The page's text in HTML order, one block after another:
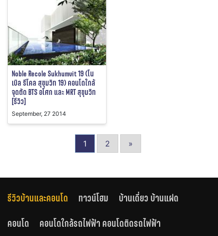
Noble Recole Sukhumvit 19 (โน
เบิล รีโคล สุขุมวิท 19) คอนโดใกล้
จุดตัด BTS อโศก และ MRT สุขุมวิท
[รีวิว]
September, 27 2014
1 2 »
รีวิวบ้านและคอนโด ทาวน์โฮม
บ้านเดี่ยว บ้านแฝด
คอนโด
คอนโดใกล้รถไฟฟ้า คอนโดติดรถไฟฟ้า